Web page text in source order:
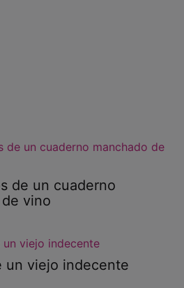
de un cuaderno
vino
un viejo indecente